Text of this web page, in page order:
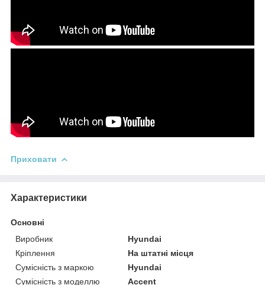
Приховати
Характеристики
Основні
Виробник
Hyundai
Кріплення
На штатні місця
Сумісність з маркою
Hyundai
Сумісність з моделлю
Accent